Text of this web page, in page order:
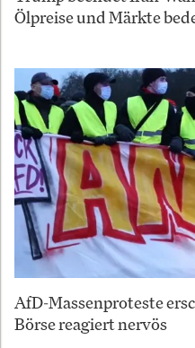
Ölpreise und Märkte
AfD-Massenproteste
Börse reagiert nervös